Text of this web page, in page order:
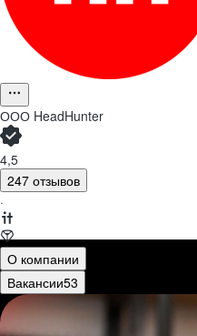
ООО HeadHunter
4,5
247 отзывов
·
О компании
Вакансии53